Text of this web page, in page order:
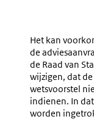
Het kan
de
de Raad van
wijzigen, dat
wetsvoorstel
indienen. In
worden